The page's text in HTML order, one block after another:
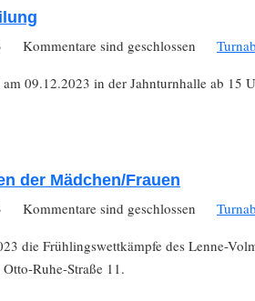
Kommentare sind geschlossen
09.12.2023 in der Jahnturnhalle ab 15
der Mädchen/Frauen
Kommentare sind geschlossen
die Frühlingswettkämpfe des Lenne-
Ruhe-Straße 11.